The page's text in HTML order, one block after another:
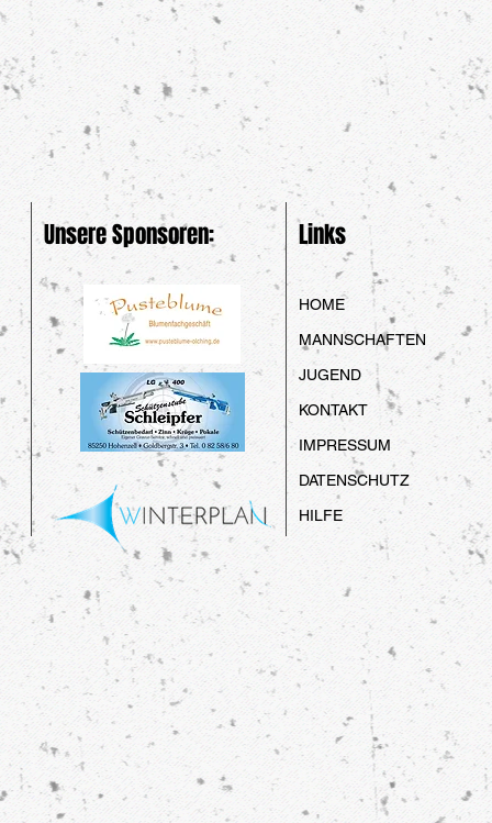
Unsere Sponsoren: Links
HOME
MANNSCHAFTEN
JUGEND
KONTAKT
IMPRESSUM
DATENSCHUTZ
HILFE